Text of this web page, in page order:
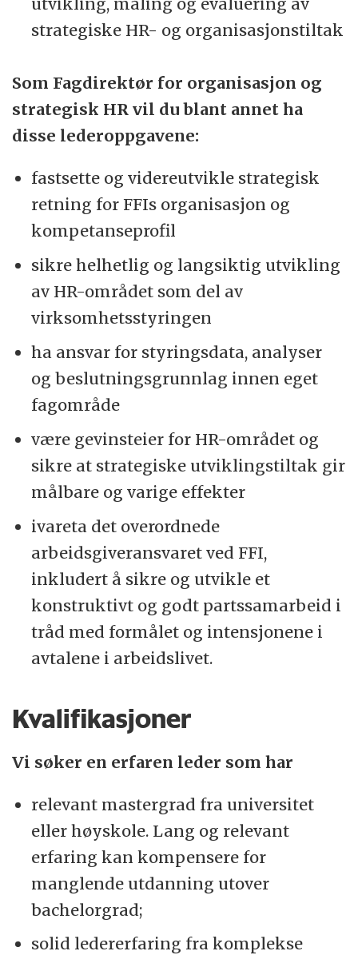
strategiske HR- og organisasjonstiltak
Som Fagdirektør for organisasjon og
strategisk HR vil du blant annet ha
disse lederoppgavene:
fastsette og videreutvikle strategisk
retning for FFIs organisasjon og
kompetanseprofil
sikre helhetlig og langsiktig utvikling
av HR-området som del av
virksomhetsstyringen
ha ansvar for styringsdata, analyser
og beslutningsgrunnlag innen eget
fagområde
være gevinsteier for HR-området og
sikre at strategiske utviklingstiltak gir
målbare og varige effekter
ivareta det overordnede
arbeidsgiveransvaret ved FFI,
inkludert å sikre og utvikle et
konstruktivt og godt partssamarbeid i
tråd med formålet og intensjonene i
avtalene i arbeidslivet.
Kvalifikasjoner
Vi søker en erfaren leder som har
relevant mastergrad fra universitet
eller høyskole. Lang og relevant
erfaring kan kompensere for
manglende utdanning utover
bachelorgrad;
solid ledererfaring fra komplekse